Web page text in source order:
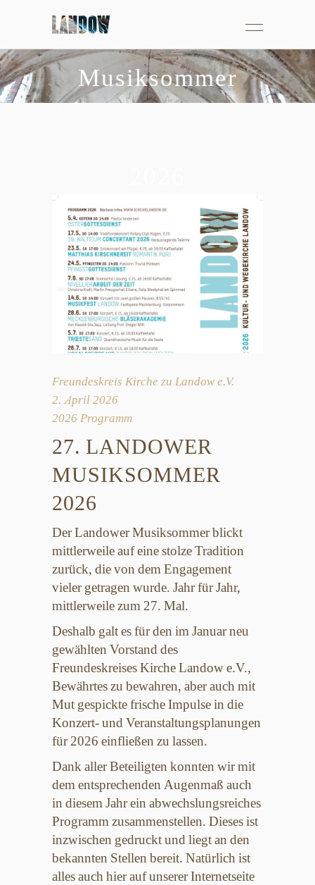
Musiksommer
Freundeskreis Kirche zu Landow e.V.
2. April 2026
2026 Programm
27. LANDOWER
MUSIKSOMMER
2026
Der Landower Musiksommer blickt
mittlerweile auf eine stolze Tradition
zurück, die von dem Engagement
vieler getragen wurde. Jahr für Jahr,
mittlerweile zum 27. Mal.
Deshalb galt es für den im Januar neu
gewählten Vorstand des
Freundeskreises Kirche Landow e.V.,
Bewährtes zu bewahren, aber auch mit
Mut gespickte frische Impulse in die
Konzert- und Veranstaltungsplanungen
für 2026 einfließen zu lassen.
Dank aller Beteiligten konnten wir mit
dem entsprechenden Augenmaß auch
in diesem Jahr ein abwechslungsreiches
Programm zusammenstellen. Dieses ist
inzwischen gedruckt und liegt an den
bekannten Stellen bereit. Natürlich ist
alles auch hier auf unserer Internetseite